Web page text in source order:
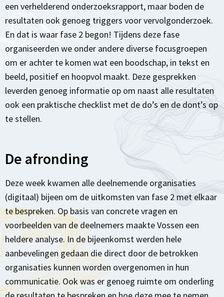
een verhelderend onderzoeksrapport, maar boden de
resultaten ook genoeg triggers voor vervolgonderzoek.
En dat is waar fase 2 begon! Tijdens deze fase
organiseerden we onder andere diverse focusgroepen
om er achter te komen wat een boodschap, in tekst en
beeld, positief en hoopvol maakt. Deze gesprekken
leverden genoeg informatie op om naast alle resultaten
ook een praktische checklist met de do’s en de dont’s op
te stellen.
De afronding
Deze week kwamen alle deelnemende organisaties
(digitaal) bijeen om de uitkomsten van fase 2 met elkaar
te bespreken. Op basis van concrete vragen en
voorbeelden van de deelnemers maakte Vossen een
heldere analyse. In de bijeenkomst werden hele
aanbevelingen gedaan die direct door de betrokken
organisaties kunnen worden overgenomen in hun
communicatie. Ook was er genoeg ruimte om onderling